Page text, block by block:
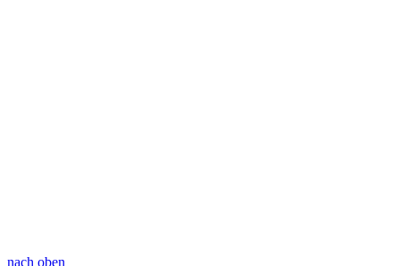
nach oben